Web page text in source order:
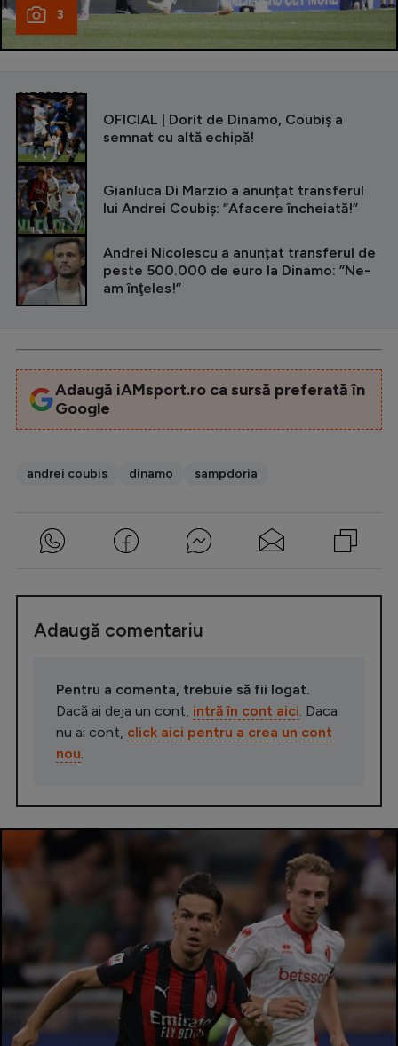
3
CITEȘTE ȘI
OFICIAL | Dorit de Dinamo, Coubiș a
semnat cu altă echipă!
Gianluca Di Marzio a anunțat transferul
lui Andrei Coubiș: ”Afacere încheiată!”
Andrei Nicolescu a anunțat transferul de
peste 500.000 de euro la Dinamo: ”Ne-
am înţeles!”
Adaugă iAMsport.ro ca sursă preferată în
Google
andrei coubis dinamo sampdoria
Adaugă comentariu
Pentru a comenta, trebuie să fii logat.
Dacă ai deja un cont, intră în cont aici. Daca
nu ai cont, click aici pentru a crea un cont
nou.